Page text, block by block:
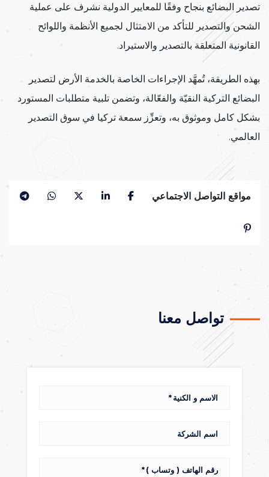
تصدير البضائع بنجاح وفقًا للمعايير الدولية نشرف على عملية
الشحن والتصدير للتأكد من الامتثال لجميع الأنظمة واللوائح
القانونية المتعلقة بالتصدير والاستيراد.
بهذه الطريقة، تُمهَّد الإجراءات الخاصة بالخدمة الأرض لتصدير
البضائع التركية النقيّة والفعّالة، وتضمن تلبية متطلبات المستورد
بشكل كامل وموثوق به، وتعزِّز سمعة تركيا في سوق التصدير
العالمي.
مواقع التواصل الاجتماعي
تواصل معنا
الاسم و الكنية
اسم الشركة
رقم الهاتف ( وتساب )